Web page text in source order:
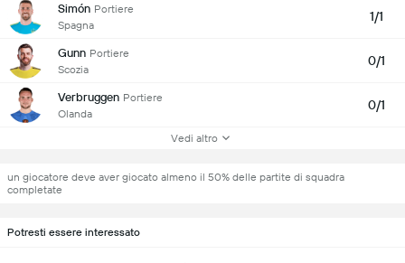
Simón Portiere
Spagna
1/1
Gunn Portiere
Scozia
0/1
Verbruggen Portiere
Olanda
0/1
Vedi altro
un giocatore deve aver giocato almeno il 50% delle partite di squadra
completate
Potresti essere interessato